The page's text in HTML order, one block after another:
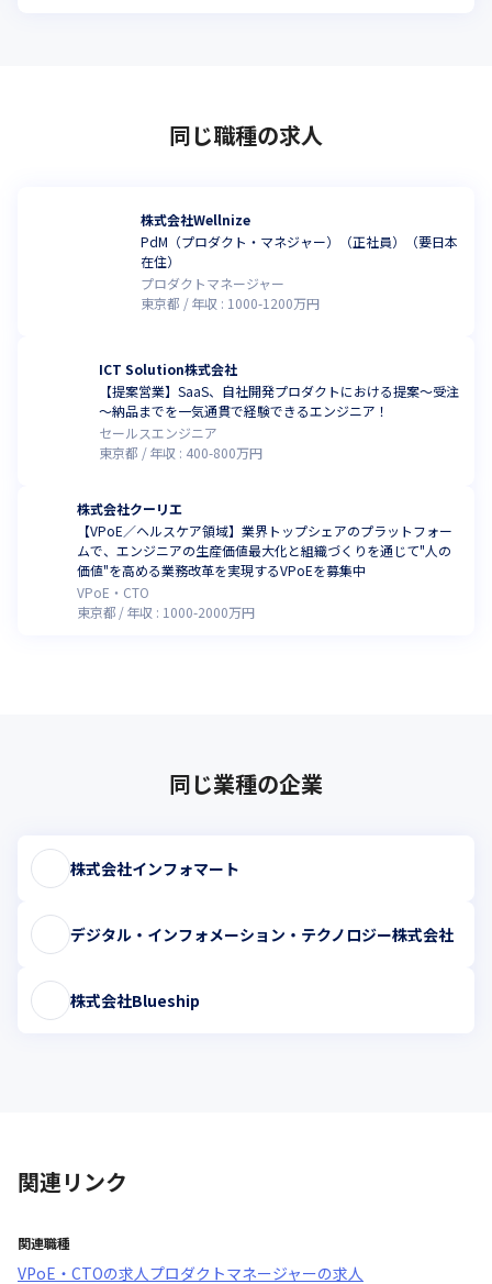
同じ職種の求人
株式会社Wellnize
PdM（プロダクト・マネジャー）（正社員）（要日本
在住）
プロダクトマネージャー
東京都
年収 : 1000-1200万円
ICT Solution株式会社
【提案営業】SaaS、自社開発プロダクトにおける提案～受注
～納品までを一気通貫で経験できるエンジニア！
セールスエンジニア
東京都
年収 : 400-800万円
株式会社クーリエ
【VPoE／ヘルスケア領域】業界トップシェアのプラットフォー
ムで、エンジニアの生産価値最大化と組織づくりを通じて"人の
価値"を高める業務改革を実現するVPoEを募集中
VPoE・CTO
東京都
年収 : 1000-2000万円
同じ業種の企業
株式会社インフォマート
デジタル・インフォメーション・テクノロジー株式会社
株式会社Blueship
関連リンク
関連職種
VPoE・CTOの求人プロダクトマネージャーの求人